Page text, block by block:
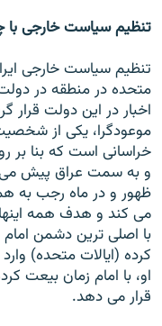
تنظيم سياست خارجی
تنظيم سياست خارجی
متحده در منطقه در
اخبار در اين دولت قرار
موعودگرا، يکی از
خراسانی است که بنا بر
و به سمت عراق پيش می
ظهور و در ماه رجب به
می کند و هدف همه
با اصلی ترين دشمن
کرده (ايالات متحده)
او، با امام زمان بيعت
قرار می دهد.